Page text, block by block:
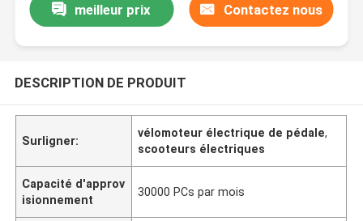
meilleur prix Contactez nous
DESCRIPTION DE PRODUIT
Surligner:
vélomoteur électrique de pédale,
scooteurs électriques
Capacité d'approv
isionnement
30000 PCs par mois